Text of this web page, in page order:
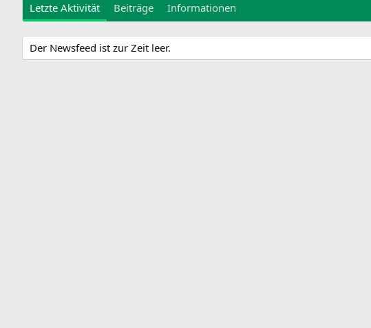
Letzte Aktivität Beiträge Informationen
Der Newsfeed ist zur Zeit leer.